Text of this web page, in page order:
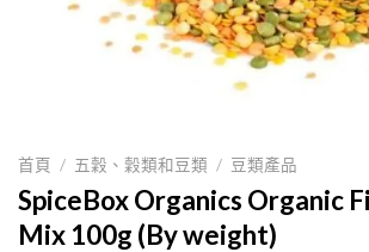
首頁 / 五穀、穀類和豆類 / 豆類產品
SpiceBox Organics Organic
Mix 100g (By weight)